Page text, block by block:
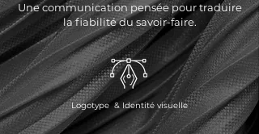
Une communication pensée pour traduire
la fiabilité du savoir-faire.
Logotype & Identité visuelle